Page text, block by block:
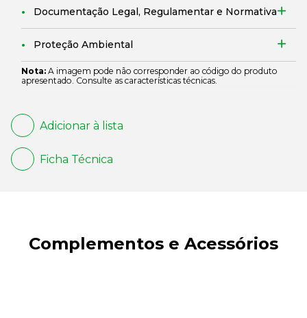
Documentação Legal, Regulamentar e Normativa
Proteção Ambiental
Nota: A imagem pode não corresponder ao código do produto
apresentado. Consulte as características técnicas.
Adicionar à lista
Ficha Técnica
Complementos e Acessórios